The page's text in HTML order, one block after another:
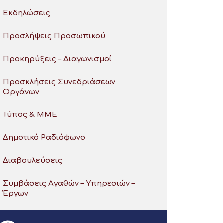
Εκδηλώσεις
Προσλήψεις Προσωπικού
Προκηρύξεις – Διαγωνισμοί
Προσκλήσεις Συνεδριάσεων
Οργάνων
Τύπος & ΜΜΕ
Δημοτικό Ραδιόφωνο
Διαβουλεύσεις
Συμβάσεις Αγαθών – Υπηρεσιών –
Έργων